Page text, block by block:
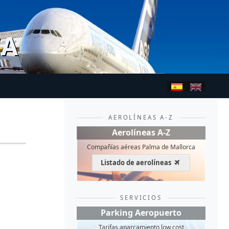
AEROLÍNEAS A-Z
Aerolíneas A-Z
Compañías aéreas Palma de Mallorca
Listado de aerolíneas
SERVICIOS
Parking Aeropuerto
Tarifas aparcamiento low cost